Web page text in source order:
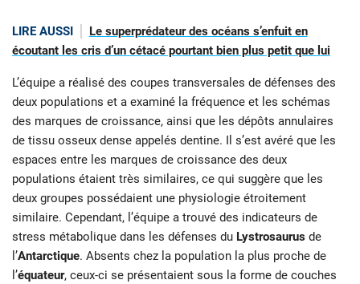
LIRE AUSSI
Le superprédateur des océans s’enfuit en
écoutant les cris d’un cétacé pourtant bien plus petit que lui
L’équipe a réalisé des coupes transversales de défenses des
deux populations et a examiné la fréquence et les schémas
des marques de croissance, ainsi que les dépôts annulaires
de tissu osseux dense appelés dentine. Il s’est avéré que les
espaces entre les marques de croissance des deux
populations étaient très similaires, ce qui suggère que les
deux groupes possédaient une physiologie étroitement
similaire. Cependant, l’équipe a trouvé des indicateurs de
stress métabolique dans les défenses du Lystrosaurus de
l’Antarctique. Absents chez la population la plus proche de
l’équateur, ceux-ci se présentaient sous la forme de couches